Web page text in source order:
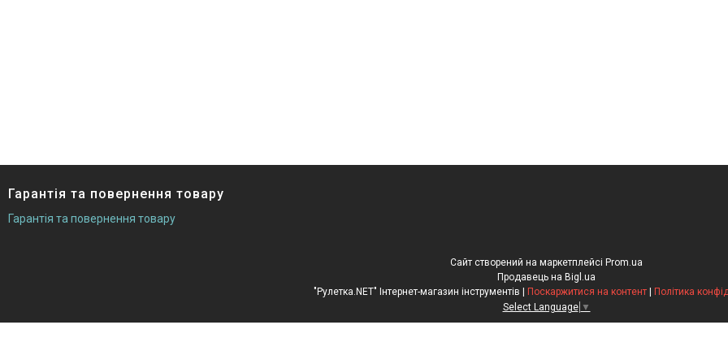
Гарантія та повернення товару
Гарантія та повернення товару
Сайт створений на маркетплейсі Prom.ua
Продавець на Bigl.ua
Поскаржитися на контент
Політика
Select Language ▼